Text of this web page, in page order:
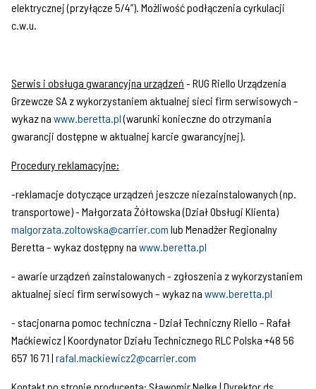
elektrycznej (przyłącze 5/4”). Możliwość podłączenia cyrkulacji
c.w.u.
Serwis i obsługa gwarancyjna urządzeń - RUG Riello Urządzenia
Grzewcze SA z wykorzystaniem aktualnej sieci firm serwisowych –
wykaz na www.beretta.pl(warunki konieczne do otrzymania
gwarancji dostępne w aktualnej karcie gwarancyjnej).
Procedury reklamacyjne:
-reklamacje dotyczące urządzeń jeszcze niezainstalowanych (np.
transportowe) - Małgorzata Żółtowska (Dział Obsługi Klienta)
malgorzata.zoltowska@carrier.com lub Menadżer Regionalny
Beretta – wykaz dostępny na www.beretta.pl
- awarie urządzeń zainstalowanych - zgłoszenia z wykorzystaniem
aktualnej sieci firm serwisowych – wykaz na www.beretta.pl
- stacjonarna pomoc techniczna - Dział Techniczny Riello – Rafał
Maćkiewicz | Koordynator Działu Technicznego RLC Polska +48 56
657 16 71 | rafal.mackiewicz2@carrier.com